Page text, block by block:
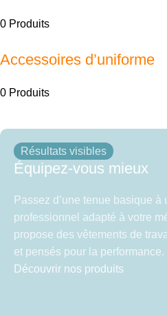
0 Produits
Accessoires d’uniforme
0 Produits
Résultats visibles
Équipez-vous mieux
Passez d’une tenue basique à
professionnel adapté à votre
propose des vêtements de
et pensés pour la performance.
Découvrir nos produits